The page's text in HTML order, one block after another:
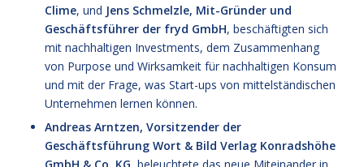
Clime, und Jens Schmelzle, Mit-Gründer und
Geschäftsführer der fryd GmbH, beschäftigten sich
mit nachhaltigen Investments, dem Zusammenhang
von Purpose und Wirksamkeit für nachhaltigen Konsum
und mit der Frage, was Start-ups von mittelständischen
Unternehmen lernen können.
Andreas Arntzen, Vorsitzender der
Geschäftsführung Wort & Bild Verlag Konradshöhe